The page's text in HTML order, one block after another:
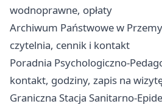
wodnoprawne, opłaty
Archiwum Państwowe w
czytelnia, cennik i kontakt
Poradnia Psychologiczno-
kontakt, godziny, zapis na
Graniczna Stacja Sanitarno-